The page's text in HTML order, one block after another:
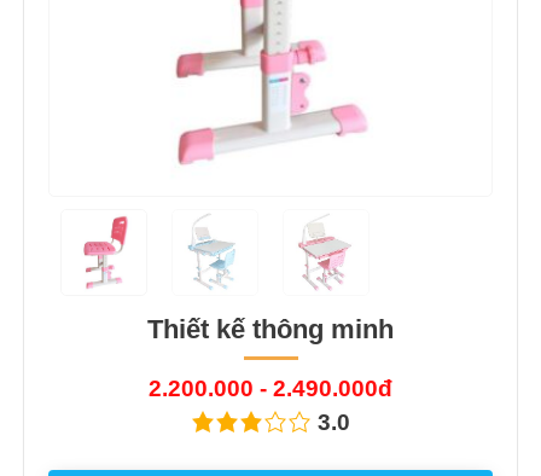
Thiết kế thông minh
2.200.000 - 2.490.000đ
3.0